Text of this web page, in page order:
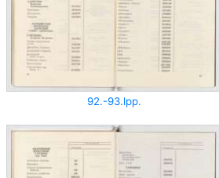
92.-93.lpp.